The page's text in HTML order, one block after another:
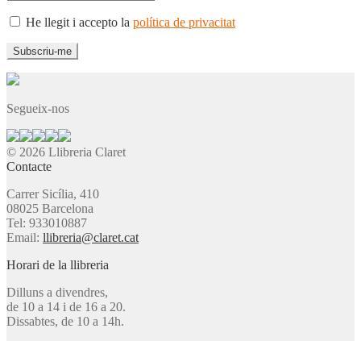
He llegit i accepto la política de privacitat
Segueix-nos
© 2026 Llibreria Claret
Contacte
Carrer Sicília, 410
08025 Barcelona
Tel: 933010887
Email: llibreria@claret.cat
Horari de la llibreria
Dilluns a divendres,
de 10 a 14 i de 16 a 20.
Dissabtes, de 10 a 14h.